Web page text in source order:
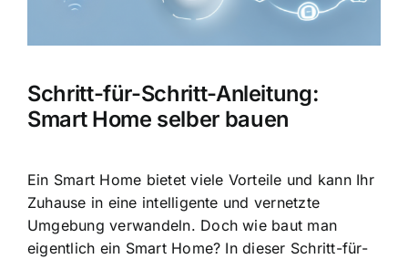
Schritt-für-Schritt-Anleitung:
Smart Home selber bauen
Ein Smart Home bietet viele Vorteile und kann Ihr
Zuhause in eine intelligente und vernetzte
Umgebung verwandeln. Doch wie baut man
eigentlich ein Smart Home? In dieser Schritt-für-